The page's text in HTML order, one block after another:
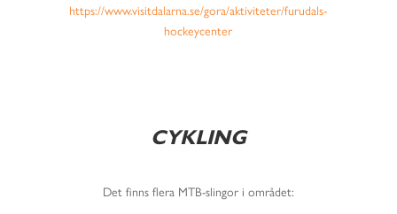
https://www.visitdalarna.se/gora/aktiviteter/furudals-
hockeycenter
CYKLING
Det finns flera MTB-slingor i området: